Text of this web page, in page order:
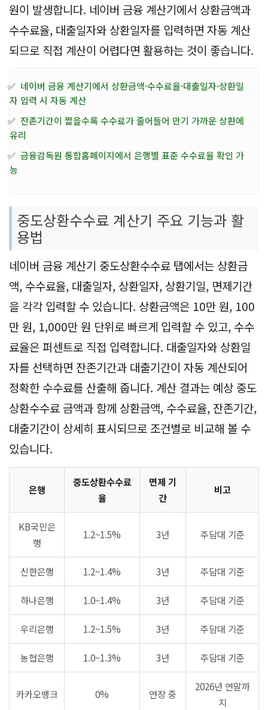
원이 발생합니다. 네이버 금융 계산기에서 상환금액과
수수료율, 대출일자와 상환일자를 입력하면 자동 계산
되므로 직접 계산이 어렵다면 활용하는 것이 좋습니다.
✅ 네이버 금융 계산기에서 상환금액·수수료율·대출일자·상환일
자 입력 시 자동 계산
✅ 잔존기간이 짧을수록 수수료가 줄어들어 만기 가까운 상환에
유리
✅ 금융감독원 통합홈페이지에서 은행별 표준 수수료율 확인 가
능
중도상환수수료 계산기 주요 기능과 활
용법
네이버 금융 계산기 중도상환수수료 탭에서는 상환금
액, 수수료율, 대출일자, 상환일자, 상환기일, 면제기간
을 각각 입력할 수 있습니다. 상환금액은 10만 원, 100
만 원, 1,000만 원 단위로 빠르게 입력할 수 있고, 수수
료율은 퍼센트로 직접 입력합니다. 대출일자와 상환일
자를 선택하면 잔존기간과 대출기간이 자동 계산되어
정확한 수수료를 산출해 줍니다. 계산 결과는 예상 중도
상환수수료 금액과 함께 상환금액, 수수료율, 잔존기간,
대출기간이 상세히 표시되므로 조건별로 비교해 볼 수
있습니다.
은행
중도상환수수료
율
면제 기
간
비고
KB국민은
행
1.2~1.5% 3년 주담대 기준
신한은행 1.2~1.4% 3년 주담대 기준
하나은행 1.0~1.4% 3년 주담대 기준
우리은행 1.2~1.5% 3년 주담대 기준
농협은행 1.0~1.3% 3년 주담대 기준
카카오뱅크 0% 연장 중
2026년 연말까
지